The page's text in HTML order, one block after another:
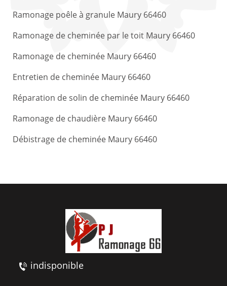
Ramonage poêle à granule Maury 66460
Ramonage de cheminée par le toit Maury 66460
Ramonage de cheminée Maury 66460
Entretien de cheminée Maury 66460
Réparation de solin de cheminée Maury 66460
Ramonage de chaudière Maury 66460
Débistrage de cheminée Maury 66460
indisponible